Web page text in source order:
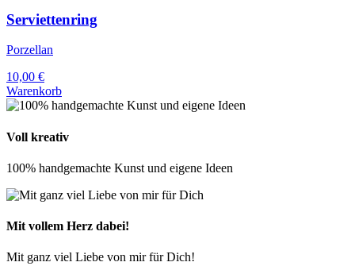
Serviettenring
Porzellan
10,00 €
Warenkorb
Voll kreativ
100% handgemachte Kunst und eigene Ideen
Mit vollem Herz dabei!
Mit ganz viel Liebe von mir für Dich!